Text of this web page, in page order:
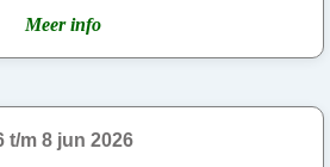
Meer info
t/m 8 jun 2026